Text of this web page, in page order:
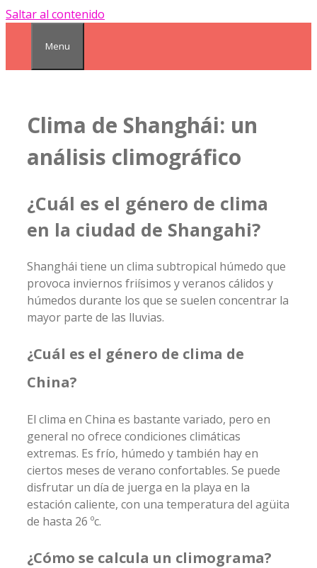
Saltar al contenido
Menu
Clima de Shanghái: un
análisis climográfico
¿Cuál es el género de clima
en la ciudad de Shangahi?
Shanghái tiene un clima subtropical húmedo que
provoca inviernos friísimos y veranos cálidos y
húmedos durante los que se suelen concentrar la
mayor parte de las lluvias.
¿Cuál es el género de clima de
China?
El clima en China es bastante variado, pero en
general no ofrece condiciones climáticas
extremas. Es frío, húmedo y también hay en
ciertos meses de verano confortables. Se puede
disfrutar un día de juerga en la playa en la
estación caliente, con una temperatura del agüita
de hasta 26 ºc.
¿Cómo se calcula un climograma?